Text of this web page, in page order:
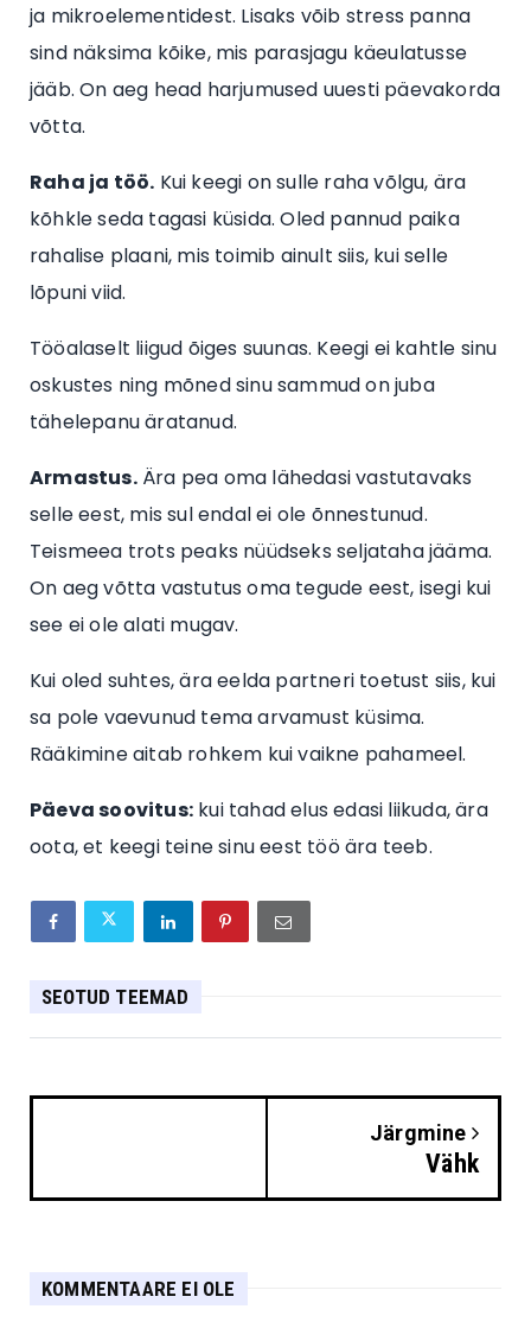
ja mikroelementidest. Lisaks võib stress panna
sind näksima kõike, mis parasjagu käeulatusse
jääb. On aeg head harjumused uuesti päevakorda
võtta.
Raha ja töö. Kui keegi on sulle raha võlgu, ära
kõhkle seda tagasi küsida. Oled pannud paika
rahalise plaani, mis toimib ainult siis, kui selle
lõpuni viid.
Tööalaselt liigud õiges suunas. Keegi ei kahtle sinu
oskustes ning mõned sinu sammud on juba
tähelepanu äratanud.
Armastus.Ära pea oma lähedasi vastutavaks
selle eest, mis sul endal ei ole õnnestunud.
Teismeea trots peaks nüüdseks seljataha jääma.
On aeg võtta vastutus oma tegude eest, isegi kui
see ei ole alati mugav.
Kui oled suhtes, ära eelda partneri toetust siis, kui
sa pole vaevunud tema arvamust küsima.
Rääkimine aitab rohkem kui vaikne pahameel.
Päeva soovitus: kui tahad elus edasi liikuda, ära
oota, et keegi teine sinu eest töö ära teeb.
SEOTUD TEEMAD
Järgmine
Vähk
KOMMENTAARE EI OLE